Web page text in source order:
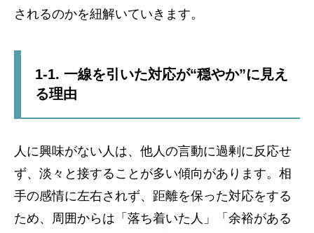
されるのかを紐解いていきます。
1-1. 一線を引いた対応が“穏やか”に見え
る理由
人に興味がない人は、他人の言動に過剰に反応せ
ず、淡々と接することが多い傾向があります。相
手の感情に左右されず、距離を保った対応をする
ため、周囲からは「落ち着いた人」「余裕がある